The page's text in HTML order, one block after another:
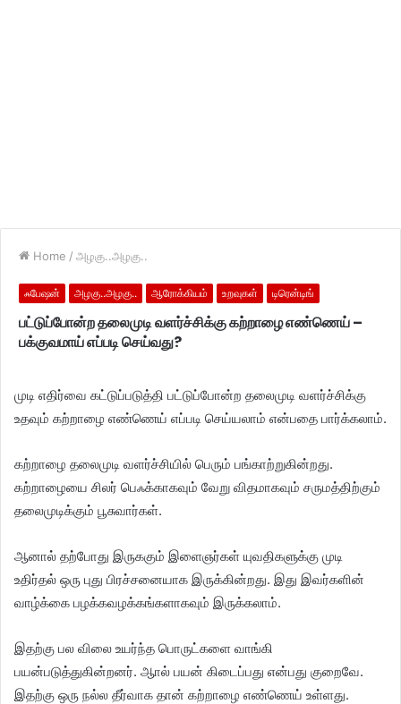
Home / அழகு..அழகு..
ஃபேஷன் அழகு..அழகு.. ஆரோக்கியம் உறவுகள் டிரென்டிங்
பட்டுப்போன்ற தலைமுடி வளர்ச்சிக்கு கற்றாழை எண்ணெய் –
பக்குவமாய் எப்படி செய்வது?
முடி எதிர்வை கட்டுப்படுத்தி பட்டுப்போன்ற தலைமுடி வளர்ச்சிக்கு
உதவும் கற்றாழை எண்ணெய் எப்படி செய்யலாம் என்பதை பார்க்கலாம்.
கற்றாழை தலைமுடி வளர்ச்சியில் பெரும் பங்காற்றுகின்றது.
கற்றாழையை சிலர் பெஃக்காகவும் வேறு விதமாகவும் சருமத்திற்கும்
தலைமுடிக்கும் பூசுவார்கள்.
ஆனால் தற்போது இருககும் இளைஞர்கள் யுவதிகளுக்கு முடி
உதிர்தல் ஒரு புது பிரச்சனையாக இருக்கின்றது. இது இவர்களின்
வாழ்க்கை பழக்கவழக்கங்களாகவும் இருக்கலாம்.
இதற்கு பல விலை உயர்ந்த பொருட்களை வாங்கி
பயன்படுத்துகின்றனர். ஆால் பயன் கிடைப்பது என்பது குறைவே.
இதற்கு ஒரு நல்ல தீர்வாக தான் கற்றாழை எண்ணெய் உள்ளது.